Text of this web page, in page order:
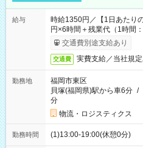
給与
時給1350円／【1日あたり
円×6時間＋残業代（1時間
1,350円×6時間
交通費別途支給あり
交通費 実費支給／当社規定
勤務地
福岡市東区
貝塚(福岡県)駅から車6分 /
分
物流・ロジスティクス
勤務時間 (1)13:00-19:00(休憩0分)